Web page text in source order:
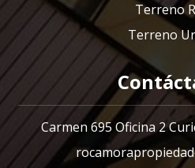
Terreno
Terreno
Carmen 695 Oficina 2